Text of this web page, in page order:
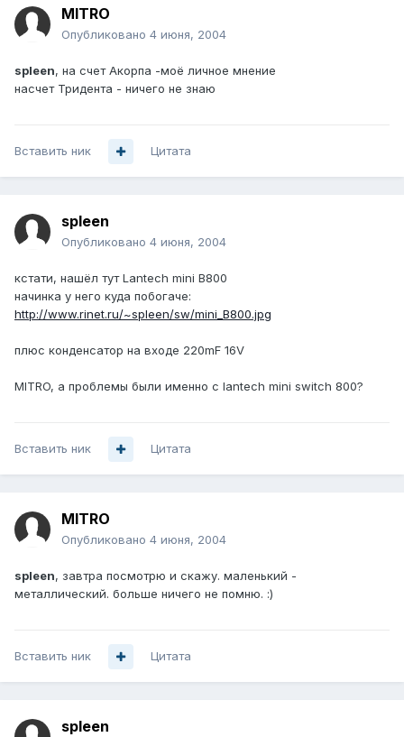
MITRO
Опубликовано 4 июня, 2004
spleen, на счет Акорпа -моё личное мнение
насчет Тридента - ничего не знаю
Вставить ник Цитата
spleen
Опубликовано 4 июня, 2004
кстати, нашёл тут Lantech mini B800
начинка у него куда побогаче:
http://www.rinet.ru/~spleen/sw/mini_B800.jpg
плюс конденсатор на входе 220mF 16V
MITRO, а проблемы были именно с lantech mini switch 800?
Вставить ник Цитата
MITRO
Опубликовано 4 июня, 2004
spleen, завтра посмотрю и скажу. маленький -
металлический. больше ничего не помню. :)
Вставить ник Цитата
spleen